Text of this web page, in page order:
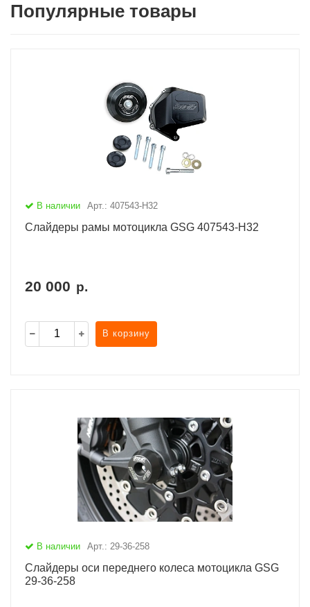
Популярные товары
В наличии Арт.: 407543-H32
Слайдеры рамы мотоцикла GSG 407543-H32
20 000 р.
В корзину
В наличии Арт.: 29-36-258
Слайдеры оси переднего колеса мотоцикла GSG
29-36-258